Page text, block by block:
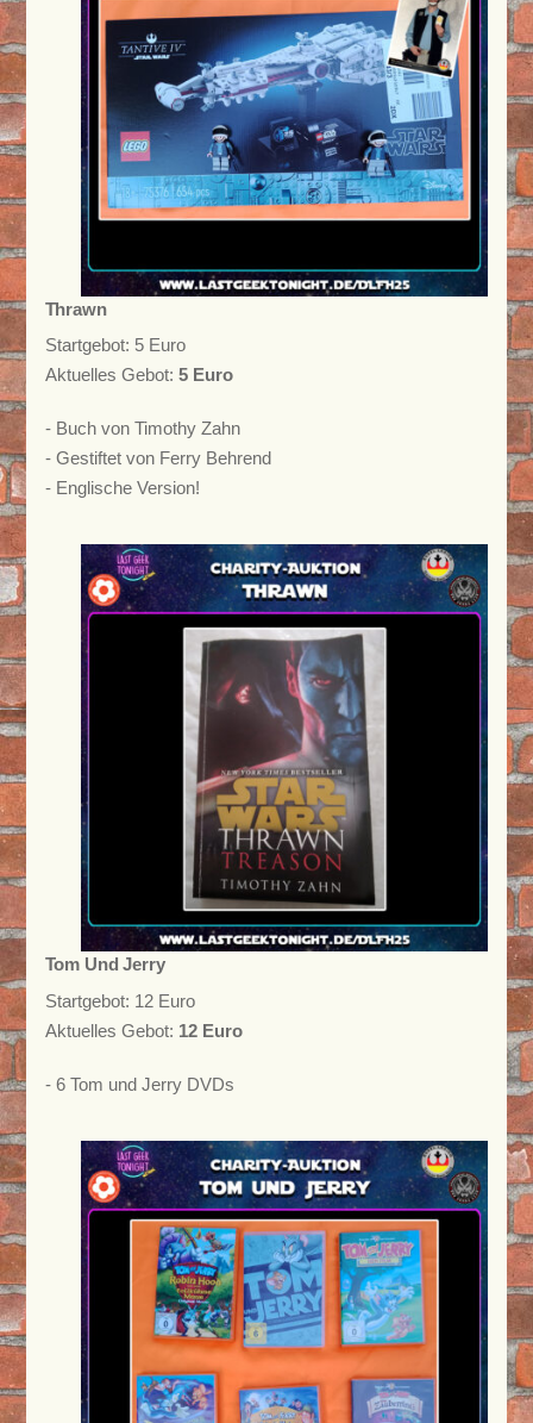
Thrawn
Startgebot: 5 Euro
Aktuelles Gebot: 5 Euro
- Buch von Timothy Zahn
- Gestiftet von Ferry Behrend
- Englische Version!
Tom Und Jerry
Startgebot: 12 Euro
Aktuelles Gebot: 12 Euro
- 6 Tom und Jerry DVDs